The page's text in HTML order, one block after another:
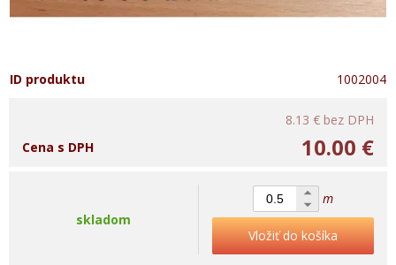
ID produktu 1002004
8.13 € bez DPH
10.00 €
Cena s DPH
skladom
m
Vložiť do košíka